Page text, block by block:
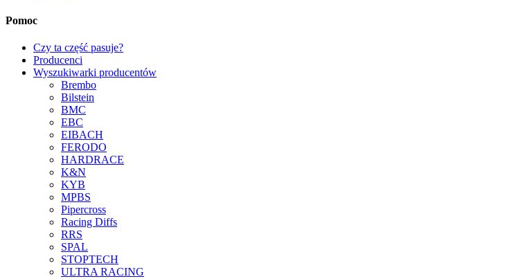
Pomoc
Czy ta część pasuje?
Producenci
Wyszukiwarki producentów
Brembo
Bilstein
BMC
EBC
EIBACH
FERODO
HARDRACE
K&N
KYB
MPBS
Pipercross
Racing Diffs
RRS
SPAL
STOPTECH
ULTRA RACING